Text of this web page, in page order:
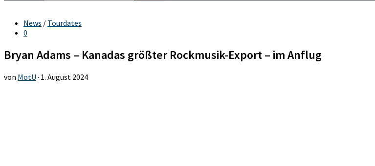
News / Tourdates
0
Bryan Adams – Kanadas größter Rockmusik-Export – im Anflug
von MotU · 1. August 2024